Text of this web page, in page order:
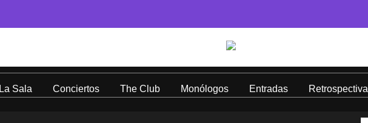
La Sala Conciertos The Club Monólogos Entradas Retrospectiva